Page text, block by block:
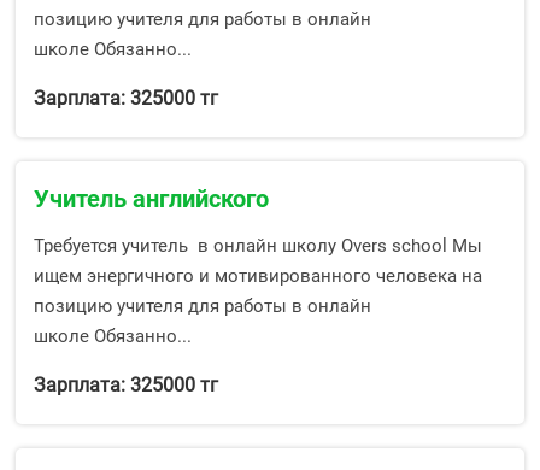
позицию учителя для работы в онлайн
школе Обязанно...
Зарплата: 325000 тг
Учитель английского
Требуется учитель в онлайн школу Overs school Мы
ищем энергичного и мотивированного человека на
позицию учителя для работы в онлайн
школе Обязанно...
Зарплата: 325000 тг